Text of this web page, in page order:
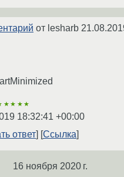
от lesharb
18:32:41 +00:00
ответ
Ссылка
16 ноября 2020 г.